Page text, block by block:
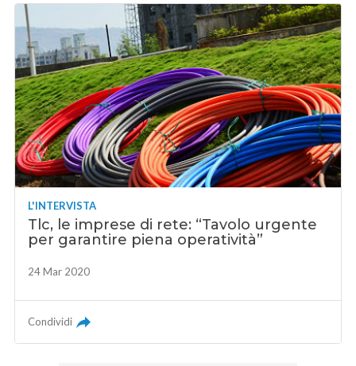
L'INTERVISTA
Tlc, le imprese di rete: “Tavolo urgente
per garantire piena operatività”
24 Mar 2020
Condividi